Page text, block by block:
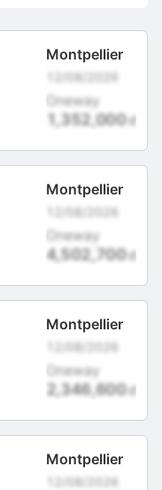
Montpellier
12/08/2026
Oneway
1,352,000đ
Montpellier
12/08/2026
Oneway
4,502,700đ
Montpellier
12/08/2026
Oneway
2,346,600đ
Montpellier
12/08/2026